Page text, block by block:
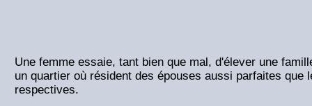
Une femme essaie, tant bien que mal, d'élever une
un quartier où résident des épouses aussi parfaites que
respectives.